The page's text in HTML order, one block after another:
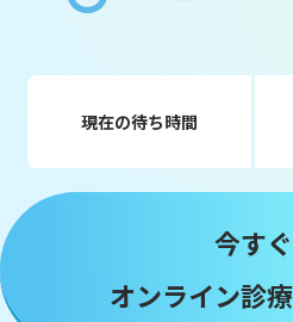
現在の待ち時間
今すぐ
オンライン診